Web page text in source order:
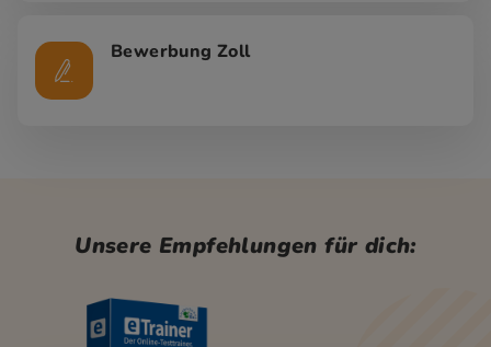
Bewerbung Zoll
Unsere Empfehlungen für dich: